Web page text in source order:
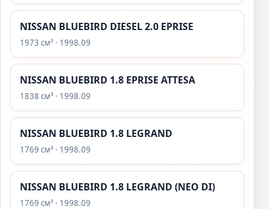
NISSAN BLUEBIRD DIESEL 2.0 EPRISE
1973 см³ · 1998.09
NISSAN BLUEBIRD 1.8 EPRISE ATTESA
1838 см³ · 1998.09
NISSAN BLUEBIRD 1.8 LEGRAND
1769 см³ · 1998.09
NISSAN BLUEBIRD 1.8 LEGRAND (NEO DI)
1769 см³ · 1998.09